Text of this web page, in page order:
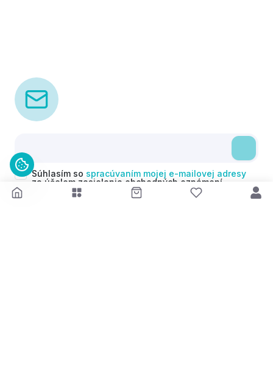
Súhlasím so spracúvaním mojej e-mailovej adresy
za účelom zasielania obchodných oznámení
(newsletterov) v súlade s čl. 6 ods. 1 písm. a)
Nariadenia GDPR. Svoj súhlas môžem kedykoľvek